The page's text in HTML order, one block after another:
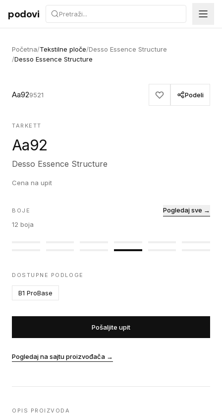
Preskoči na sadržaj
podovi
Početna/Tekstilne ploče/Desso Essence Structure
/Desso Essence Structure
Aa929521 Podeli
TARKETT
Aa92
Desso Essence Structure
Cena na upit
BOJE
12 boja
Pogledaj sve →
DOSTUPNE PODLOGE
B1 ProBase
Pošaljite upit
Pogledaj na sajtu proizvođača →
OPIS PROIZVODA